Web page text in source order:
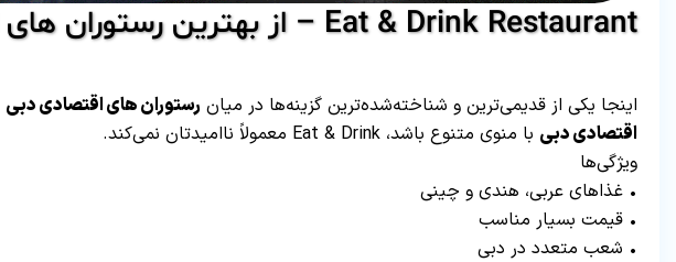
Eat & Drink Restaurant – از بهترین رستوران های اقتصادی
اینجا یکی از قدیمی‌ترین و شناخته‌شده‌ترین گزینه‌ها در میان رستوران های اقتصادی دبی
اقتصادی دبی با منوی متنوع باشد، Eat & Drink معمولاً ناامیدتان نمی‌کند.
ویژگی‌ها
• غذاهای عربی، هندی و چینی
• قیمت بسیار مناسب
• شعب متعدد در دبی